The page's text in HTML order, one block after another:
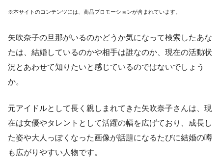
※本サイトのコンテンツには、商品プロモーションが含まれています。
矢吹奈子の旦那がいるのかどうか気になって検索したあな
たは、結婚しているのかや相手は誰なのか、現在の活動状
況とあわせて知りたいと感じているのではないでしょう
か。
元アイドルとして長く親しまれてきた矢吹奈子さんは、現
在は女優やタレントとして活躍の幅を広げており、成長し
た姿や大人っぽくなった画像が話題になるたびに結婚の噂
も広がりやすい人物です。